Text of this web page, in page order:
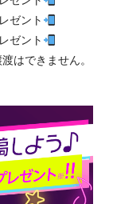
ゼント
ゼント
はできません。